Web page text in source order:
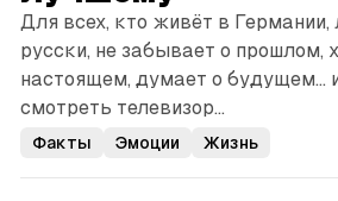
Для всех, кто живёт в Германии,
русски, не забывает о прошлом,
настоящем, думает о будущем...
смотреть телевизор...
Факты Эмоции Жизнь